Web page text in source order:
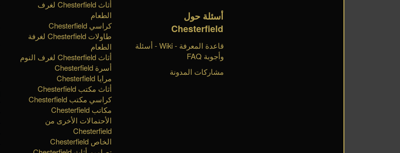
أثاث Chesterfield لغرف
الطعام
كراسي Chesterfield
طاولات Chesterfield لغرفة
الطعام
أثاث Chesterfield لغرف النوم
أسرة Chesterfield
مرايا Chesterfield
أثاث مكتب Chesterfield
كراسي مكتب Chesterfield
مكاتب Chesterfield
الأحتمالات الأخرى من
Chesterfield
الخاص Chesterfield
أسئلة حول
Chesterfield
قاعدة المعرفة - Wiki - أسئلة
وأجوبة FAQ
مشاركات المدونة